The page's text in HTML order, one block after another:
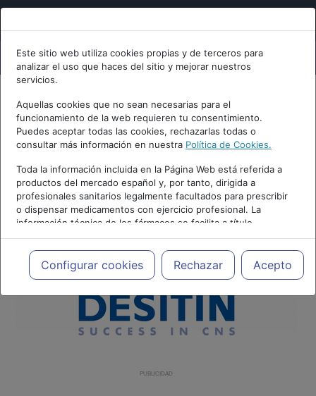
Este sitio web utiliza cookies propias y de terceros para
analizar el uso que haces del sitio y mejorar nuestros
servicios.
Aquellas cookies que no sean necesarias para el
funcionamiento de la web requieren tu consentimiento.
Puedes aceptar todas las cookies, rechazarlas todas o
consultar más información en nuestra Política de Cookies.
Toda la información incluida en la Página Web está referida a
productos del mercado español y, por tanto, dirigida a
profesionales sanitarios legalmente facultados para prescribir
o dispensar medicamentos con ejercicio profesional. La
información técnica de los fármacos se facilita a título
meramente informativo, siendo responsabilidad de los
profesionales facultados prescribir medicamentos y decidir, en
cada caso concreto, el tratamiento más adecuado a las
necesidades del paciente.
Configurar cookies Rechazar Acepto
PUBLICIDAD